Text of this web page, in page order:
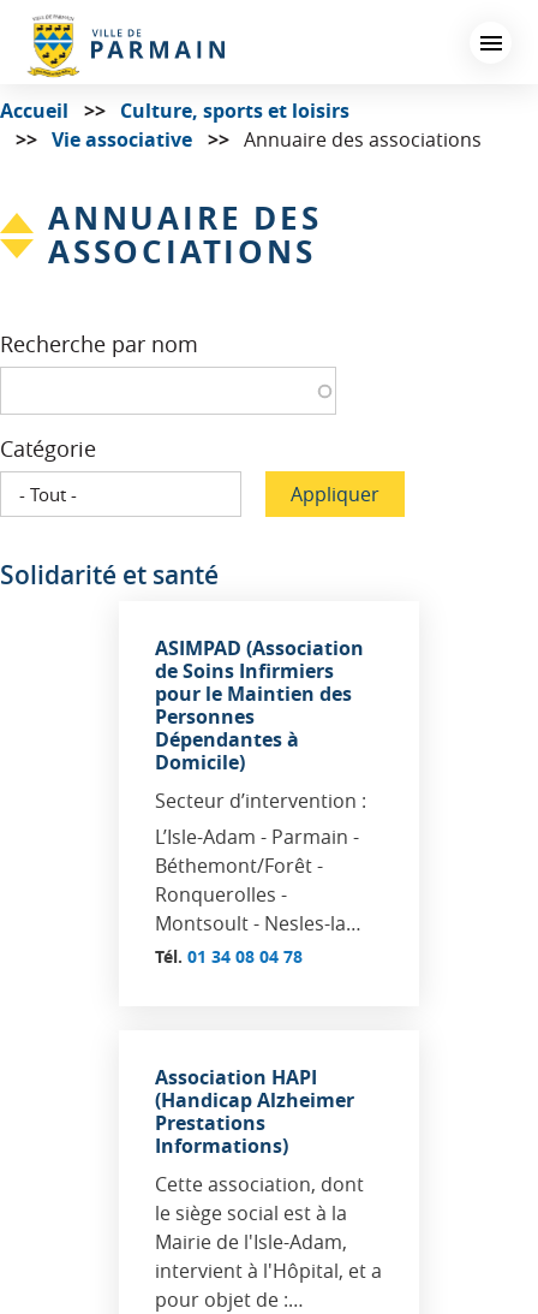
principal
Accueil
Culture, sports et loisirs
Vie associative
Annuaire des associations
ANNUAIRE DES
ASSOCIATIONS
Recherche par nom
Catégorie
Appliquer
Solidarité et santé
ASIMPAD (Association
de Soins Infirmiers
pour le Maintien des
Personnes
Dépendantes à
Domicile)
Secteur d’intervention :
L’Isle-Adam - Parmain -
Béthemont/Forêt -
Ronquerolles -
Montsoult - Nesles-la…
Tél. 01 34 08 04 78
Association HAPI
(Handicap Alzheimer
Prestations
Informations)
Cette association, dont
le siège social est à la
Mairie de l'Isle-Adam,
intervient à l'Hôpital, et a
pour objet de :…